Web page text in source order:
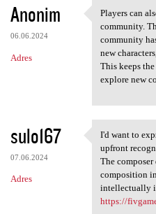
Anonim
06.06.2024
Adres
Players
Players can
community.
community
new
This keeps
explore new
sulo167
07.06.2024
Adres
I'd want to
I'd want to
upfront
The
composition
intellectually
https://